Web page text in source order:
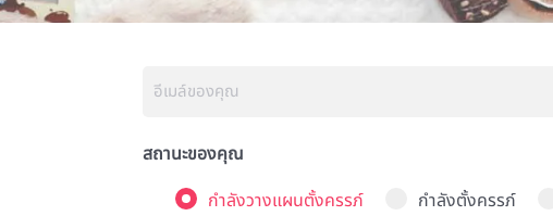
สถานะของคุณ
กำลังวางแผนตั้งครรภ์
กำลังตั้งครรภ์